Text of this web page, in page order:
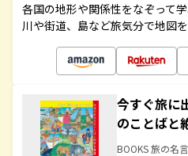
各国の地形や関係性をなぞって
川や街道、島など旅気分で地図
今すぐ旅に
のことばと
BOOKS 旅の名